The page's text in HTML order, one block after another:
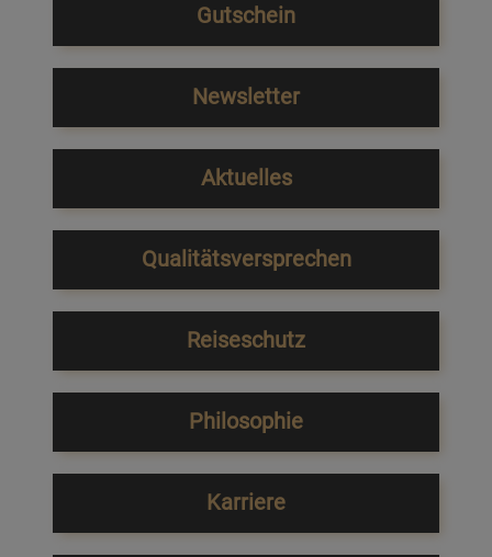
Gutschein
Newsletter
Aktuelles
Qualitätsversprechen
Reiseschutz
Philosophie
Karriere